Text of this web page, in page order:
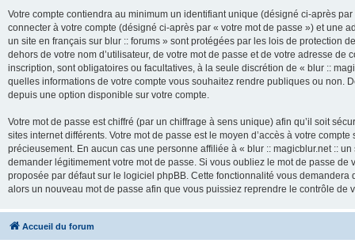
Votre compte contiendra au minimum un identifiant unique (désigné ci-après
connecter à votre compte (désigné ci-après par « votre mot de passe ») et une
un site en français sur blur :: forums » sont protégées par les lois de protection
dehors de votre nom d’utilisateur, de votre mot de passe et de votre adresse
inscription, sont obligatoires ou facultatives, à la seule discrétion de « blur ::
quelles informations de votre compte vous souhaitez rendre publiques ou non.
depuis une option disponible sur votre compte.
Votre mot de passe est chiffré (par un chiffrage à sens unique) afin qu’il soit
sites internet différents. Votre mot de passe est le moyen d’accès à votre
précieusement. En aucun cas une personne affiliée à « blur :: magicblur.net ::
demander légitimement votre mot de passe. Si vous oubliez le mot de passe
proposée par défaut sur le logiciel phpBB. Cette fonctionnalité vous
alors un nouveau mot de passe afin que vous puissiez reprendre le contrôle de
Accueil du forum